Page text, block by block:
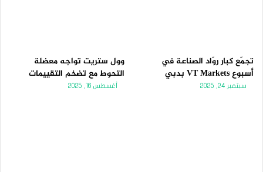
تجمّع كبار روّاد الصناعة في
أسبوع VT Markets بدبي
سبتمبر 24, 2025
وول ستريت تواجه معضلة
التحوط مع تضخم التقييمات
أغسطس 16, 2025